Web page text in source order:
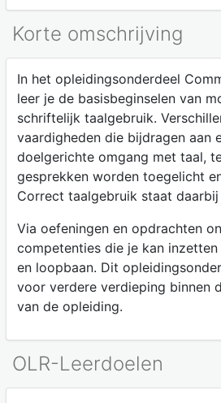
Korte omschrijving
In het opleidingsonderdeel
leer je de basisbeginselen van
schriftelijk taalgebruik.
vaardigheden die bijdragen aan
doelgerichte omgang met taal,
gesprekken worden toegelicht
Correct taalgebruik staat daarbij
Via oefeningen en opdrachten
competenties die je kan
en loopbaan. Dit
voor verdere verdieping binnen
van de opleiding.
OLR-Leerdoelen